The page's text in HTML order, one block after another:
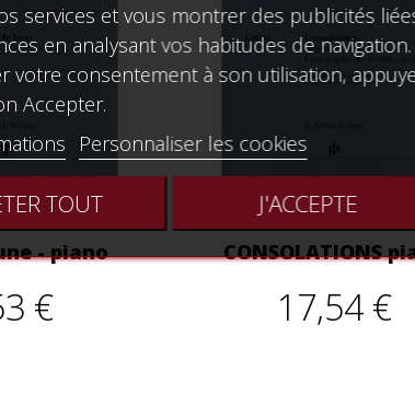
- piano
€
CONSOLATIONS
17,54 €
services et vous montrer des publicités
en analysant vos habitudes de navigation.
votre consentement à son utilisation,
Accepter.
Personnaliser les cookies
TOUT J'ACCEPTE